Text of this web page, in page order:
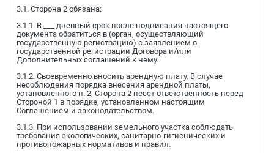
3.1. Сторона 2 обязана:
3.1.1. В ___ дневный срок после подписания настоящего
документа обратиться в (орган, осуществляющий
государственную регистрацию) с заявлением о
государственной регистрации Договора и/или
Дополнительных соглашений к нему.
3.1.2. Своевременно вносить арендную плату. В случае
несоблюдения порядка внесения арендной платы,
установленного п. 2, Сторона 2 несет ответственность перед
Стороной 1 в порядке, установленном настоящим
Соглашением и законодательством.
3.1.3. При использовании земельного участка соблюдать
требования экологических, санитарно-гигиенических и
противопожарных нормативов и правил.